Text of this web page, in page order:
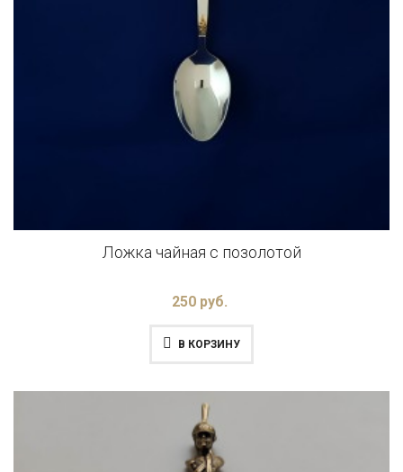
Ложка чайная с позолотой
250 руб.
В КОРЗИНУ